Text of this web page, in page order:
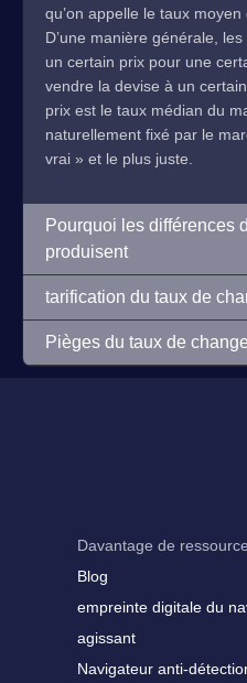
qu’on appelle le taux moyen
D’une manière générale,
un certain prix pour une
vendre la devise à un
prix est le taux médian du
naturellement fixé par le
vrai » et le plus juste.
Pourquoi les différences
produisent
tarification du taux de
Pièges du taux de change
Davantage de
Blog
empreinte digitale du
agissant
Navigateur anti-